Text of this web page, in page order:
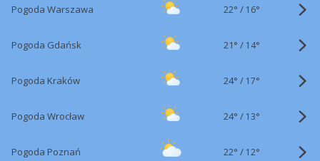
Pogoda Warszawa 22° / 16°
Pogoda Gdańsk 21° / 14°
Pogoda Kraków 24° / 17°
Pogoda Wrocław 24° / 13°
Pogoda Poznań 22° / 12°